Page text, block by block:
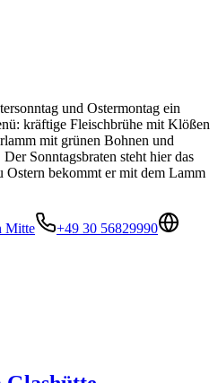
und Ostermontag ein
kräftige Fleischbrühe mit Klößen
mit grünen Bohnen und
Sonntagsbraten steht hier das
Ostern bekommt er mit dem Lamm
Mitte
+49 30 56829990